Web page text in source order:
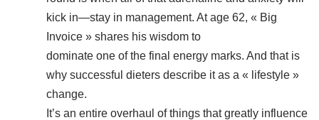
kick in—stay in management. At age 62, « Big
Invoice » shares his wisdom to
dominate one of the final energy marks. And that is
why successful dieters describe it as a « lifestyle »
change.
It’s an entire overhaul of things that greatly influence